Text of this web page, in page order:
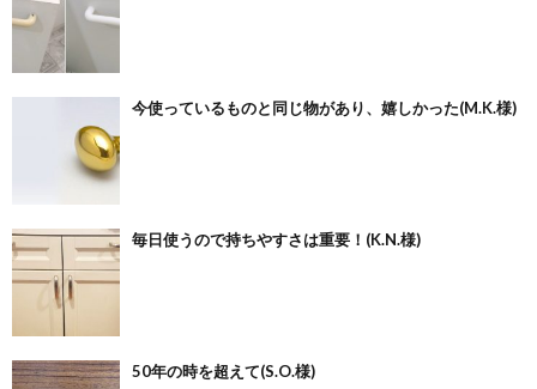
今使っているものと同じ物があり、嬉しかった(M.K.様)
毎日使うので持ちやすさは重要！(K.N.様)
50年の時を超えて(S.O.様)